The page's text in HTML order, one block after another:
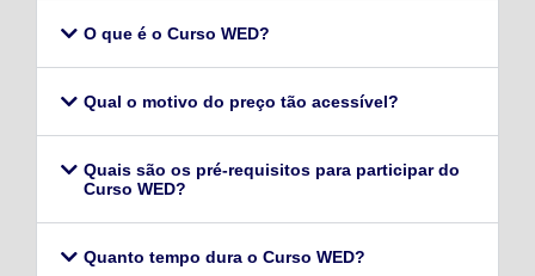
O que é o Curso WED?
Qual o motivo do preço tão acessível?
Quais são os pré-requisitos para participar do
Curso WED?
Quanto tempo dura o Curso WED?